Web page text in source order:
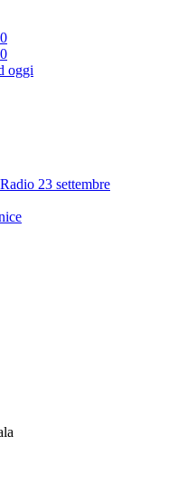
oggi
23 settembre